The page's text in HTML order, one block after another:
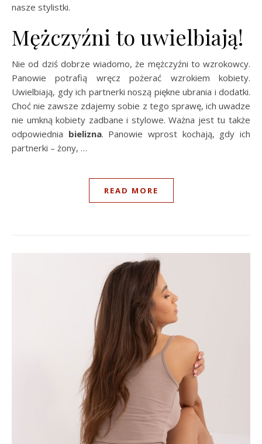
nasze stylistki.
Mężczyźni to uwielbiają!
Nie od dziś dobrze wiadomo, że mężczyźni to wzrokowcy.
Panowie potrafią wręcz pożerać wzrokiem kobiety.
Uwielbiają, gdy ich partnerki noszą piękne ubrania i dodatki.
Choć nie zawsze zdajemy sobie z tego sprawę, ich uwadze
nie umkną kobiety zadbane i stylowe. Ważna jest tu także
odpowiednia bielizna. Panowie wprost kochają, gdy ich
partnerki – żony, …
READ MORE